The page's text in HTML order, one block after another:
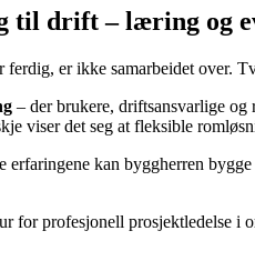
til drift – læring og
ferdig, er ikke samarbeidet over.
– der brukere, driftsansvarlige
viser det seg at fleksible
erfaringene kan byggherren
for profesjonell prosjektledelse i